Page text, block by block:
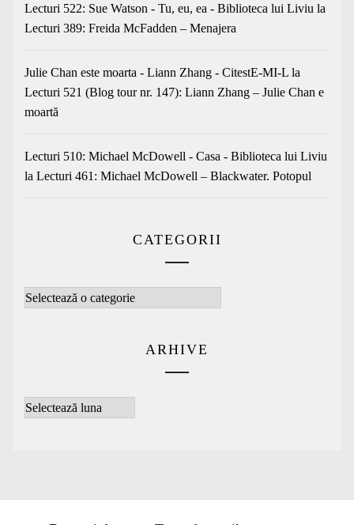
Lecturi 522: Sue Watson - Tu, eu, ea - Biblioteca lui Liviu la
Lecturi 389: Freida McFadden – Menajera
Julie Chan este moarta - Liann Zhang - CitestE-MI-L la
Lecturi 521 (Blog tour nr. 147): Liann Zhang – Julie Chan e
moartă
Lecturi 510: Michael McDowell - Casa - Biblioteca lui Liviu
la Lecturi 461: Michael McDowell – Blackwater. Potopul
CATEGORII
Categorii
ARHIVE
Arhive